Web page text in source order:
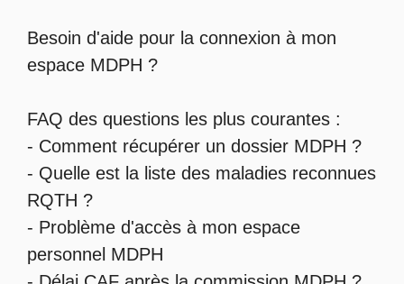
Besoin d'aide pour la connexion à mon
espace MDPH ?
FAQ des questions les plus courantes :
- Comment récupérer un dossier MDPH ?
- Quelle est la liste des maladies reconnues
RQTH ?
- Problème d'accès à mon espace
personnel MDPH